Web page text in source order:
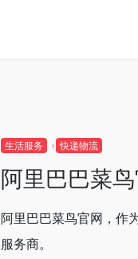
生活服务 快递物流
阿里巴巴菜
阿里巴巴菜鸟官网，作
服务商。